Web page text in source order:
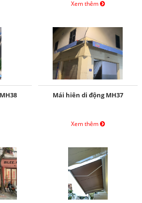
Xem thêm
Mái hiên di động MH37
Xem thêm